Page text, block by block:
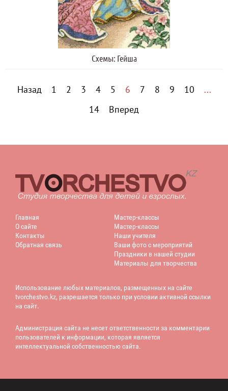
Схемы: Гейша
Назад 1 2 3 4 5 6 7 8 9 10
...
14
Вперед
Главная
О сайте
Контакты
Обратная связь
Мастер-классы
Мастер-классы
Наши учителя
Ваши фото с мероприятий
Праздники в нашей студии
Материалы для творчества
Использование любых материалов, размещенных на сайте
tvorchestvo.kz, разрешается только при условии активной ссылки
на сайт.
Администрация сайта не несет ответственности за комментарии
пользователей к информации, которая является
интеллектуальной собственностью сайта.